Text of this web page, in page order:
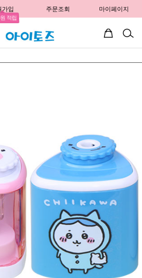
가입
적립
주문조회 마이페이지